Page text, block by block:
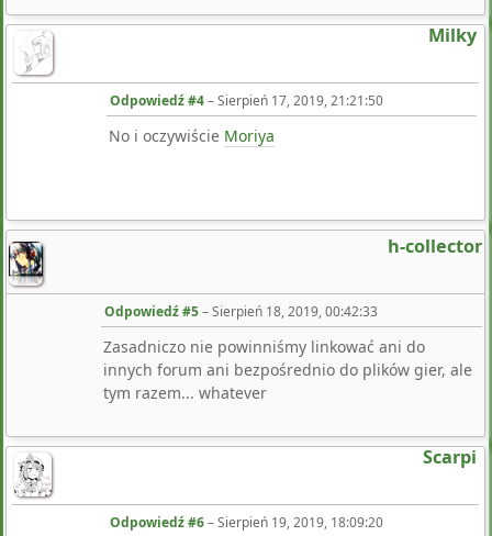
Milky
Odpowiedź #4–Sierpień 17, 2019, 21:21:50
No i oczywiście Moriya
h-collector
Odpowiedź #5–Sierpień 18, 2019, 00:42:33
Zasadniczo nie powinniśmy linkować ani do
innych forum ani bezpośrednio do plików gier, ale
tym razem... whatever
Scarpi
Odpowiedź #6–Sierpień 19, 2019, 18:09:20